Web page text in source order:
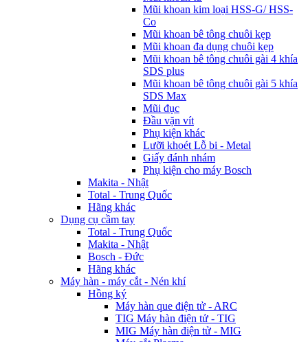
Mũi khoan kim loại HSS-G/ HSS-
Co
Mũi khoan bê tông chuôi kẹp
Mũi khoan đa dụng chuôi kẹp
Mũi khoan bê tông chuôi gài 4 khía
SDS plus
Mũi khoan bê tông chuôi gài 5 khía
SDS Max
Mũi đục
Đầu vặn vít
Phụ kiện khác
Lưỡi khoét Lỗ bi - Metal
Giấy đánh nhám
Phụ kiện cho máy Bosch
Makita - Nhật
Total - Trung Quốc
Hãng khác
Dụng cụ cầm tay
Total - Trung Quốc
Makita - Nhật
Bosch - Đức
Hãng khác
Máy hàn - máy cắt - Nén khí
Hồng ký
Máy hàn que điện tử - ARC
TIG Máy hàn điện tử - TIG
MIG Máy hàn điện tử - MIG